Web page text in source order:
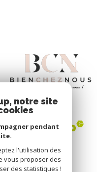
notre site
pendant
l'utilisation des
vous proposer des
des statistiques !